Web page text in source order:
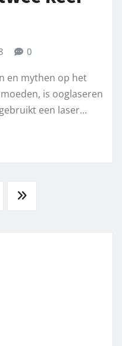
0
en mythen op het
is ooglaseren
een laser…